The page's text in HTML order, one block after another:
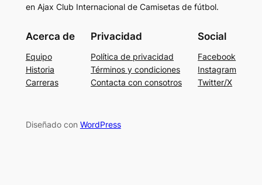
en Ajax Club Internacional de Camisetas de fútbol.
Acerca de
Equipo
Historia
Carreras
Privacidad
Política de privacidad
Términos y condiciones
Contacta con consotros
Social
Facebook
Instagram
Twitter/X
Diseñado con WordPress